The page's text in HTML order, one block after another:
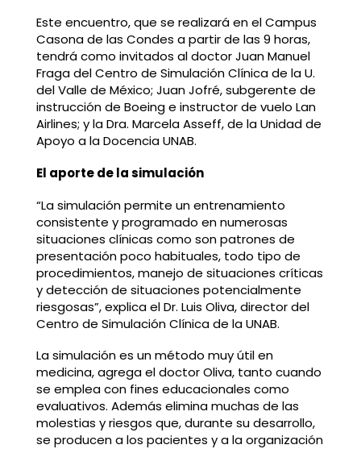
Este encuentro, que se realizará en el Campus
Casona de las Condes a partir de las 9 horas,
tendrá como invitados al doctor Juan Manuel
Fraga del Centro de Simulación Clínica de la U.
del Valle de México; Juan Jofré, subgerente de
instrucción de Boeing e instructor de vuelo Lan
Airlines; y la Dra. Marcela Asseff, de la Unidad de
Apoyo a la Docencia UNAB.
El aporte de la simulación
“La simulación permite un entrenamiento
consistente y programado en numerosas
situaciones clínicas como son patrones de
presentación poco habituales, todo tipo de
procedimientos, manejo de situaciones críticas
y detección de situaciones potencialmente
riesgosas”, explica el Dr. Luis Oliva, director del
Centro de Simulación Clínica de la UNAB.
La simulación es un método muy útil en
medicina, agrega el doctor Oliva, tanto cuando
se emplea con fines educacionales como
evaluativos. Además elimina muchas de las
molestias y riesgos que, durante su desarrollo,
se producen a los pacientes y a la organización